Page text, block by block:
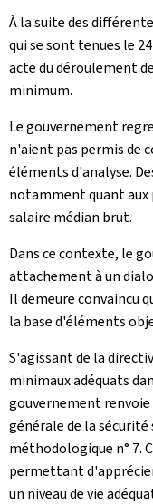
À la suite des
qui se sont tenues le
acte du déroulement
minimum.
Le gouvernement
n'aient pas permis de
éléments d'analyse.
notamment quant aux
salaire médian brut.
Dans ce contexte, le
attachement à un
Il demeure convaincu
la base d'éléments
S'agissant de la
minimaux adéquats
gouvernement
générale de la sécurité
méthodologique n° 7.
permettant
un niveau de vie